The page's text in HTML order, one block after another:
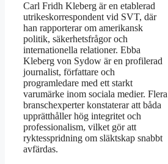
Carl Fridh Kleberg är en etablerad
utrikeskorrespondent vid SVT, där
han rapporterar om amerikansk
politik, säkerhetsfrågor och
internationella relationer. Ebba
Kleberg von Sydow är en profilerad
journalist, författare och
programledare med ett starkt
varumärke inom sociala medier. Flera
branschexperter konstaterar att båda
upprätthåller hög integritet och
professionalism, vilket gör att
ryktesspridning om släktskap snabbt
avfärdas.